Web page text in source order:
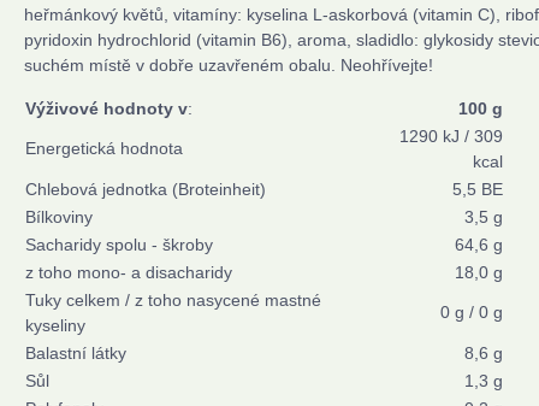
heřmánkový květů, vitamíny: kyselina L-askorbová (vitamin C),
pyridoxin hydrochlorid (vitamin B6), aroma, sladidlo: glykosidy
suchém místě v dobře uzavřeném obalu. Neohřívejte!
Výživové hodnoty v: 100 g
Energetická hodnota
1290 kJ / 309
kcal
Chlebová jednotka (Broteinheit)
5,5 BE
Bílkoviny
3,5 g
Sacharidy spolu - škroby
64,6 g
z toho mono- a disacharidy
18,0 g
Tuky celkem / z toho nasycené mastné
kyseliny
0 g / 0 g
Balastní látky
8,6 g
Sůl
1,3 g